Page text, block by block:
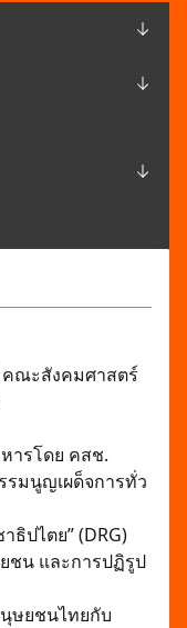
ณะสังคมศาสตร์
ารโดย คสช.
รมนูญเผด็จการทั่ว
ธิปไตย” (DRG)
ชน และการปฏิรูป
ษยชนไทยกับ